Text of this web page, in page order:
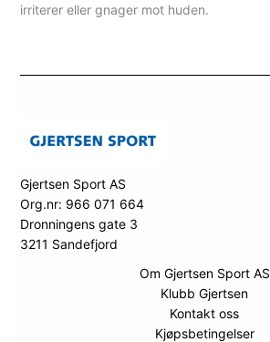
irriterer eller gnager mot huden.
Gjertsen Sport AS
Org.nr: 966 071 664
Dronningens gate 3
3211 Sandefjord
Om Gjertsen Sport AS
Klubb Gjertsen
Kontakt oss
Kjøpsbetingelser